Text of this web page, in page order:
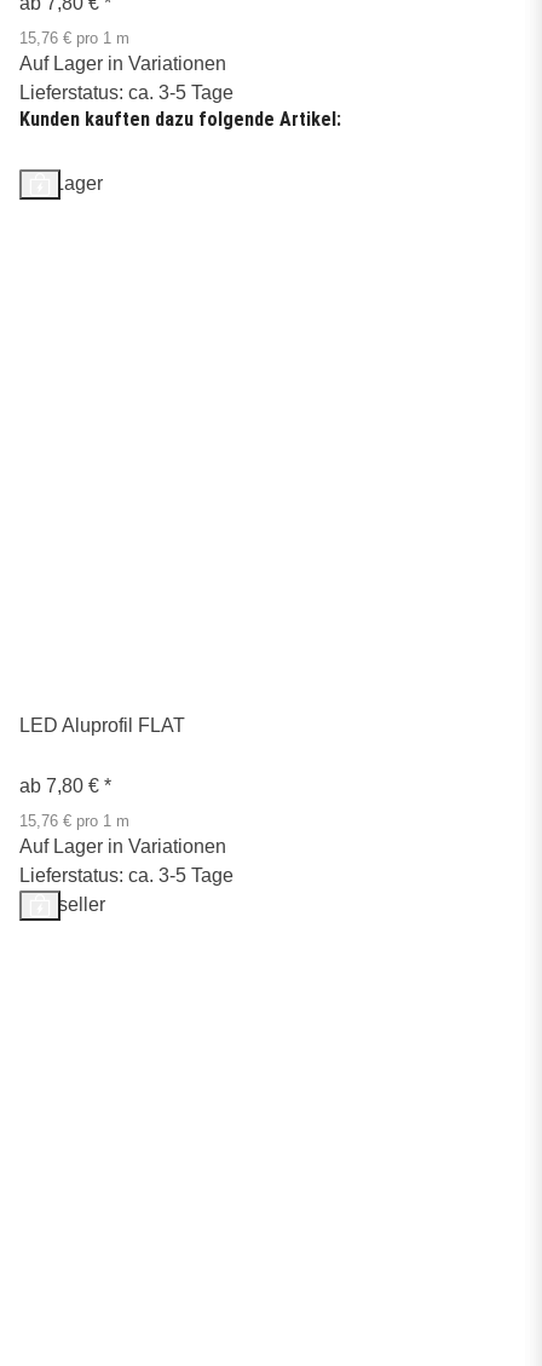
15,76 € pro 1 m
Auf Lager in Variationen
Lieferstatus: ca. 3-5 Tage
Kunden kauften dazu folgende Artikel:
Auf Lager
LED Aluprofil FLAT
ab 7,80 € *
15,76 € pro 1 m
Auf Lager in Variationen
Lieferstatus: ca. 3-5 Tage
Bestseller